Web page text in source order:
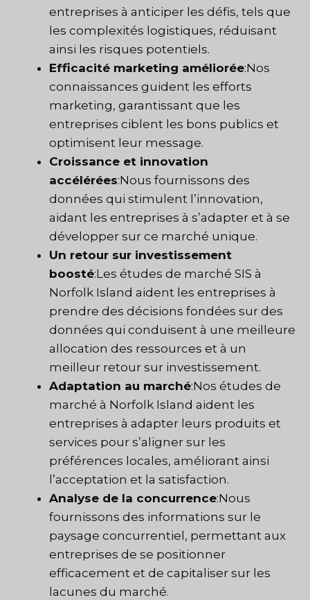
entreprises à anticiper les défis, tels que
les complexités logistiques, réduisant
ainsi les risques potentiels.
Efficacité marketing améliorée:Nos
connaissances guident les efforts
marketing, garantissant que les
entreprises ciblent les bons publics et
optimisent leur message.
Croissance et innovation
accélérées:Nous fournissons des
données qui stimulent l’innovation,
aidant les entreprises à s’adapter et à se
développer sur ce marché unique.
Un retour sur investissement
boosté:Les études de marché SIS à
Norfolk Island aident les entreprises à
prendre des décisions fondées sur des
données qui conduisent à une meilleure
allocation des ressources et à un
meilleur retour sur investissement.
Adaptation au marché:Nos études de
marché à Norfolk Island aident les
entreprises à adapter leurs produits et
services pour s’aligner sur les
préférences locales, améliorant ainsi
l’acceptation et la satisfaction.
Analyse de la concurrence:Nous
fournissons des informations sur le
paysage concurrentiel, permettant aux
entreprises de se positionner
efficacement et de capitaliser sur les
lacunes du marché.